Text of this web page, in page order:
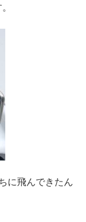
に飛んできたん